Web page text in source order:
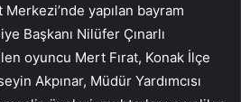
yapılan bayram
Başkanı Nilüfer Çınarlı
oyuncu Mert Fırat, Konak İlçe
Akpınar, Müdür Yardımcısı